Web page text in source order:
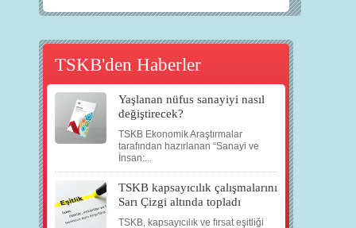
TSKB'den Haberler
Yaşlanan nüfus sanayiyi nasıl
değiştirecek?
TSKB Ekonomik Araştırmalar
tarafından hazırlanan “Sanayi ve
İnsan:...
TSKB kapsayıcılık çalışmalarını
Sarı Çizgi altında topladı
TSKB, kapsayıcılık ve fırsat eşitliği